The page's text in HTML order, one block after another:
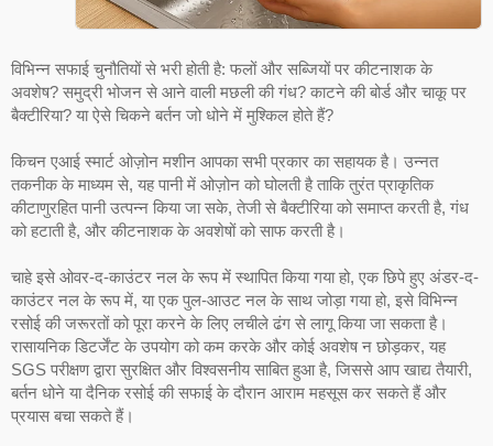
विभिन्न सफाई चुनौतियों से भरी होती है: फलों और सब्जियों पर कीटनाशक के
अवशेष? समुद्री भोजन से आने वाली मछली की गंध? काटने की बोर्ड और चाकू पर
बैक्टीरिया? या ऐसे चिकने बर्तन जो धोने में मुश्किल होते हैं?
किचन एआई स्मार्ट ओज़ोन मशीन आपका सभी प्रकार का सहायक है। उन्नत
तकनीक के माध्यम से, यह पानी में ओज़ोन को घोलती है ताकि तुरंत प्राकृतिक
कीटाणुरहित पानी उत्पन्न किया जा सके, तेजी से बैक्टीरिया को समाप्त करती है, गंध
को हटाती है, और कीटनाशक के अवशेषों को साफ करती है।
चाहे इसे ओवर-द-काउंटर नल के रूप में स्थापित किया गया हो, एक छिपे हुए अंडर-द-
काउंटर नल के रूप में, या एक पुल-आउट नल के साथ जोड़ा गया हो, इसे विभिन्न
रसोई की जरूरतों को पूरा करने के लिए लचीले ढंग से लागू किया जा सकता है।
रासायनिक डिटर्जेंट के उपयोग को कम करके और कोई अवशेष न छोड़कर, यह
SGS परीक्षण द्वारा सुरक्षित और विश्वसनीय साबित हुआ है, जिससे आप खाद्य तैयारी,
बर्तन धोने या दैनिक रसोई की सफाई के दौरान आराम महसूस कर सकते हैं और
प्रयास बचा सकते हैं।